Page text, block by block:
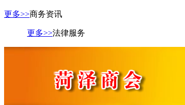
更多>>商务资讯
更多>>法律服务